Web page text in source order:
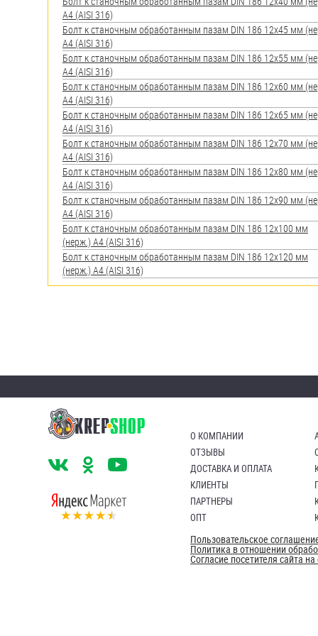
Пробки
Саморезы и шурупы
Стопорные кольца
Такелаж
Хомуты
Шайбы
Шпильки
Шплинты
Штифты и пальцы
A4 (AISI 316)
Болт к станочным обработанным пазам DIN 186 12х45 мм
A4 (AISI 316)
Болт к станочным обработанным пазам DIN 186 12х55 мм
A4 (AISI 316)
Болт к станочным обработанным пазам DIN 186 12х60 мм
A4 (AISI 316)
Болт к станочным обработанным пазам DIN 186 12х65 мм
A4 (AISI 316)
Болт к станочным обработанным пазам DIN 186 12х70 мм
A4 (AISI 316)
Болт к станочным обработанным пазам DIN 186 12х80 мм
A4 (AISI 316)
Болт к станочным обработанным пазам DIN 186 12х90 мм
A4 (AISI 316)
Болт к станочным обработанным пазам DIN 186 12х100 мм
(нерж.) A4 (AISI 316)
Болт к станочным обработанным пазам DIN 186 12х120 мм
(нерж.) A4 (AISI 316)
О КОМПАНИИ
ОТЗЫВЫ
ДОСТАВКА И ОПЛАТА
КЛИЕНТЫ
ПАРТНЕРЫ
ОПТ
Пользовательское
Политика в отношении
Согласие посетителя сайта